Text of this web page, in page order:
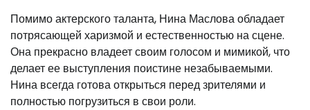
Помимо актерского таланта, Нина Маслова обладает
потрясающей харизмой и естественностью на сцене.
Она прекрасно владеет своим голосом и мимикой, что
делает ее выступления поистине незабываемыми.
Нина всегда готова открыться перед зрителями и
полностью погрузиться в свои роли.